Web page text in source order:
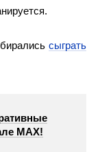
сыграть
МАХ!